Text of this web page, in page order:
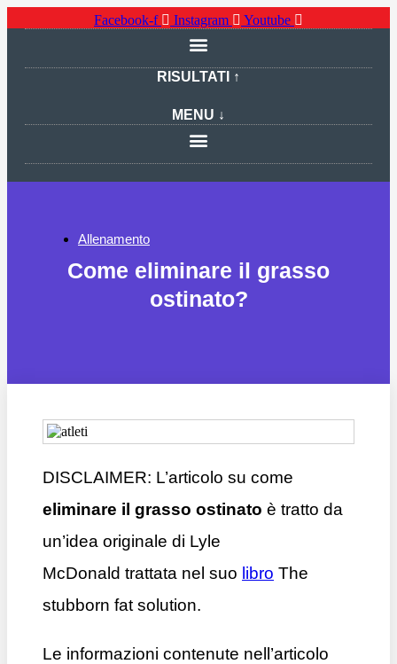
Facebook-f Instagram Youtube
RISULTATI ↑
MENU ↓
Allenamento
Come eliminare il grasso
ostinato?
DISCLAIMER: L’articolo su come
eliminare il grasso ostinato è tratto da
un’idea originale di Lyle
McDonald trattata nel suo libro The
stubborn fat solution.
Le informazioni contenute nell’articolo